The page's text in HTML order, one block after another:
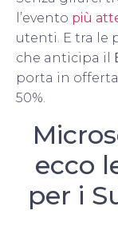
l’evento più
utenti. E tra le
che anticipa il
porta in
50%.
ecco
per i